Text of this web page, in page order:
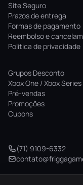
Site Seguro
Prazos de entrega
Formas de pagamento
Reembolso e
Politica de privacidade
Grupos Desconto
Xbox One / Xbox Series
Pré-vendas
Promoções
Cupons
(71) 9109-6332